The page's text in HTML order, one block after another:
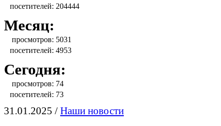
посетителей: 204444
Месяц:
просмотров: 5031
посетителей: 4953
Сегодня:
просмотров: 74
посетителей: 73
31.01.2025 / Наши новости